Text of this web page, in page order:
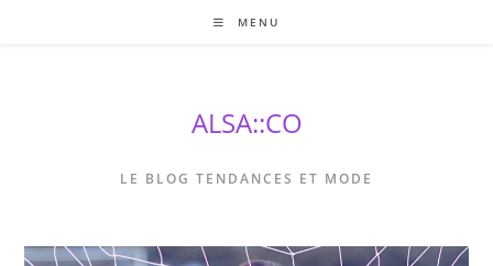
MENU
ALSA::CO
LE BLOG TENDANCES ET MODE